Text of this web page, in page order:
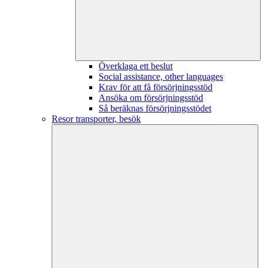
Överklaga ett beslut
Social assistance, other languages
Krav för att få försörjningsstöd
Ansöka om försörjningsstöd
Så beräknas försörjningsstödet
Resor transporter, besök